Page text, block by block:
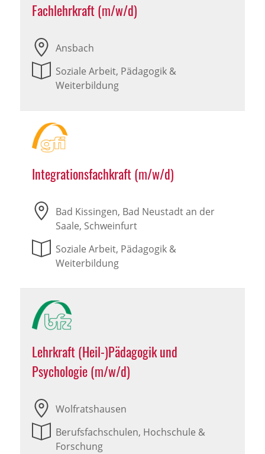
Fachlehrkraft (m/w/d)
Ansbach
Soziale Arbeit, Pädagogik &
Weiterbildung
Integrationsfachkraft (m/w/d)
Bad Kissingen, Bad Neustadt an der
Saale, Schweinfurt
Soziale Arbeit, Pädagogik &
Weiterbildung
Lehrkraft (Heil-)Pädagogik und
Psychologie (m/w/d)
Wolfratshausen
Berufsfachschulen, Hochschule &
Forschung